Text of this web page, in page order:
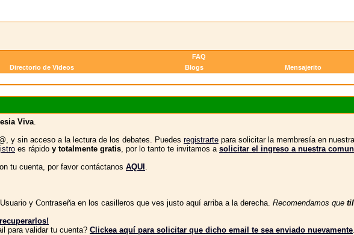
FAQ
Directorio de Videos Blogs Mensajerito
Viva.
y sin acceso a la lectura de los debates. Puedes registrarte para solicitar la membresía en
es rápido y totalmente gratis, por lo tanto te invitamos a solicitar el ingreso a nuestra
tu cuenta, por favor contáctanos AQUI .
y Contraseña en los casilleros que ves justo aquí arriba a la derecha. Recomendamos que
para validar tu cuenta? Clickea aquí para solicitar que dicho email te sea enviado nuevamente.